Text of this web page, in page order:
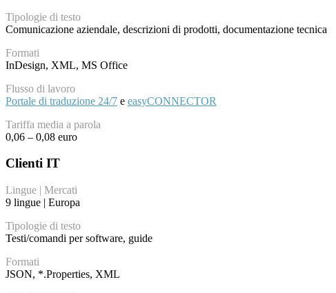
Tipologie di testo
Comunicazione aziendale, descrizioni di prodotti, documentazione tecnica
Formati
InDesign, XML, MS Office
Flusso di lavoro
Portale di traduzione 24/7 e easyCONNECTOR
Tariffa media a parola
0,06 – 0,08 euro
Clienti IT
Lingue | Mercati
9 lingue | Europa
Tipologie di testo
Testi/comandi per software, guide
Formati
JSON, *.Properties, XML